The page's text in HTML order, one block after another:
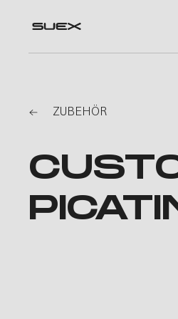
ZUBEHÖR